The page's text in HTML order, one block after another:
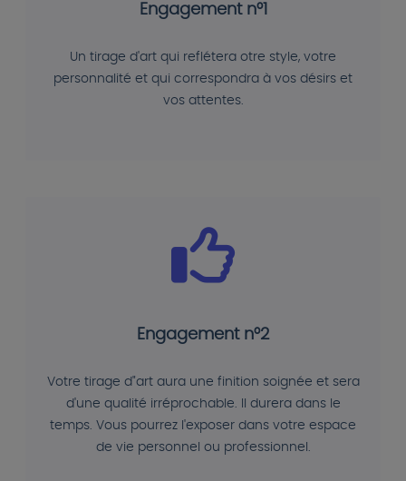
Engagement n°1
Un tirage d'art qui reflétera otre style, votre
personnalité et qui correspondra à vos désirs et
vos attentes.
Engagement n°2
Votre tirage d"art aura une finition soignée et sera
d'une qualité irréprochable. Il durera dans le
temps. Vous pourrez l'exposer dans votre espace
de vie personnel ou professionnel.